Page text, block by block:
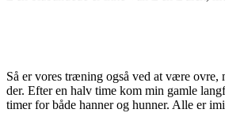
Så er vores træning også ved at være ovre,
der. Efter en halv time kom min gamle
timer for både hanner og hunner. Alle er